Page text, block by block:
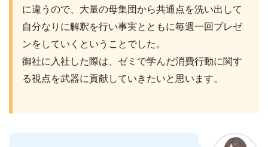
に違うので、大量の母集団から共通点を洗い出して
自分なりに解釈を行い事実とともに毎週一回プレゼ
ンをしていくということでした。
御社に入社した際は、ゼミで学んだ消費行動に関す
る視点を武器に貢献していきたいと思います。